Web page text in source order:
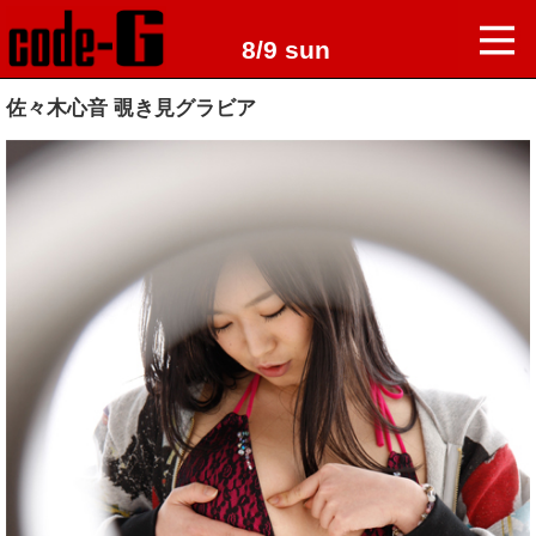
8/9 sun
佐々木心音 覗き見グラビア